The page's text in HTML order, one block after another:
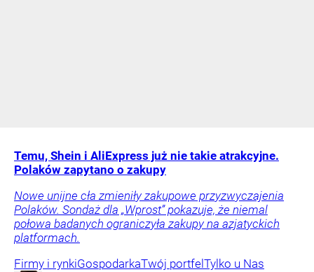
Temu, Shein i AliExpress już nie takie atrakcyjne.
Polaków zapytano o zakupy
Nowe unijne cła zmieniły zakupowe przyzwyczajenia
Polaków. Sondaż dla „Wprost” pokazuje, że niemal
połowa badanych ograniczyła zakupy na azjatyckich
platformach.
Firmy i rynkiGospodarkaTwój portfel Tylko u Nas